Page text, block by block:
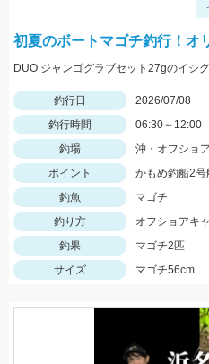
初夏のボートマゴチ釣行！オ
釣行日
2026/07/08
釣行時間
06:30～12:00
釣場
沖・オフショア
ポイント
かもめ釣船2号
釣魚
マゴチ
釣り方
オフショアキ
釣果
マゴチ2匹
サイズ
マゴチ56cm